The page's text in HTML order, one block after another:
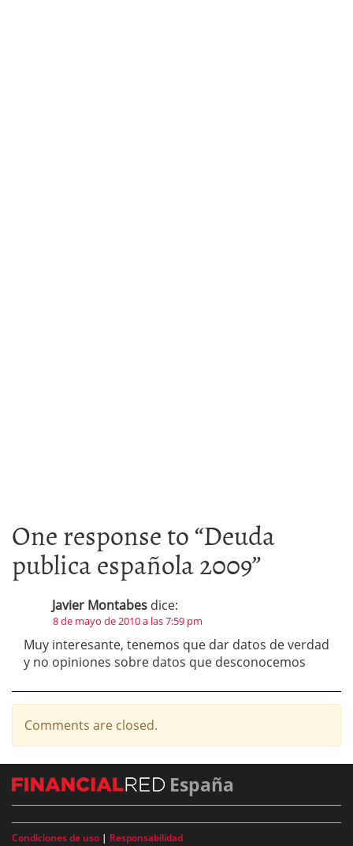
One response to “Deuda
publica española 2009”
Javier Montabes dice:
8 de mayo de 2010 a las 7:59 pm
Muy interesante, tenemos que dar datos de verdad
y no opiniones sobre datos que desconocemos
Comments are closed.
España
Condiciones de uso | Responsabilidad